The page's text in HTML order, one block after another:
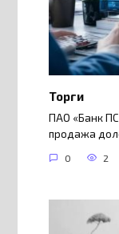
Торги
ПАО «Банк
продажа
0 2